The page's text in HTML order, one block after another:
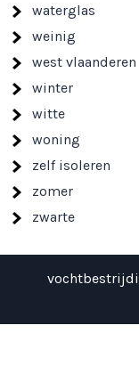
waterglas
weinig
west vlaanderen
winter
witte
woning
zelf isoleren
zomer
zwarte